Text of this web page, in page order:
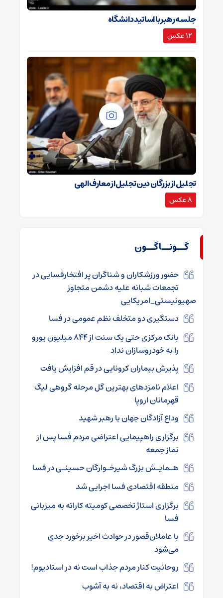
جلسه رهبر با اساتید دانشگاه
12 عکس
تجلیل از بزرگان دین تجلیل از معارف الهی
8 عکس
گــونــاگــون
حضور ورزشکاران و شناگران پر افتخارفسایی در
تجمعات شبانه علیه دشمن متجاوز
صهیونیستی_امریکایی
دستگیری دو متخلف نظم عمومی در فسا
بانک مرکزی حتی یک سنت از 844 میلیون یورو
را به خودروسازان نداد
پذیرش بیماران کرونایی در قم افزایش یافت
اعلام نامزدهای بهترین گل مرحله گروهی لیگ
قهرمانان اروپا
وداع آزادگان جهان با رهبر شهید
برگزاری راهپیمایی اعتراضی مردم فسا پس از
نماز جمعه
هـمایـش بزرگ شیرخـوارگان حسینـی در فسا
منطقه اقتصادی فسا اجرایی شد
برگزاری استاژ تخصصی کومیته کاراته به میزبانی
فسا
با عاملان‌قصور در حوادث اخیر برخورد جدی
می‌شود
روحانیت کنار مردم جذاب است نه در استادیوم!
اعتراض به اقتصاد، نه به آشوب